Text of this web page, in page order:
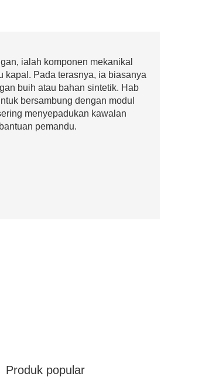
ialah komponen mekanikal
kapal. Pada terasnya, ia biasanya
buih atau bahan sintetik. Hab
bersambung dengan modul
menyepadukan kawalan
pemandu.
Produk popular